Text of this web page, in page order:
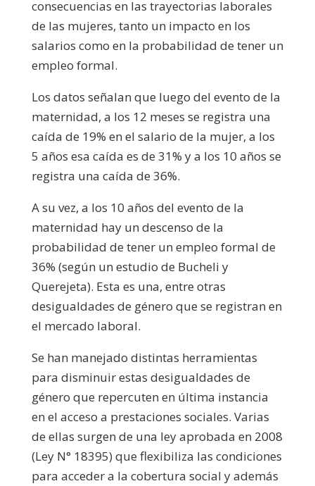
consecuencias en las trayectorias laborales
de las mujeres, tanto un impacto en los
salarios como en la probabilidad de tener un
empleo formal.
Los datos señalan que luego del evento de la
maternidad, a los 12 meses se registra una
caída de 19% en el salario de la mujer, a los
5 años esa caída es de 31% y a los 10 años se
registra una caída de 36%.
A su vez, a los 10 años del evento de la
maternidad hay un descenso de la
probabilidad de tener un empleo formal de
36% (según un estudio de Bucheli y
Querejeta). Esta es una, entre otras
desigualdades de género que se registran en
el mercado laboral.
Se han manejado distintas herramientas
para disminuir estas desigualdades de
género que repercuten en última instancia
en el acceso a prestaciones sociales. Varias
de ellas surgen de una ley aprobada en 2008
(Ley N° 18395) que flexibiliza las condiciones
para acceder a la cobertura social y además